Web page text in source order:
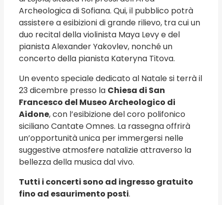
Archeologica di Sofiana. Qui, il pubblico potrà
assistere a esibizioni di grande rilievo, tra cui un
duo recital della violinista Maya Levy e del
pianista Alexander Yakovlev, nonché un
concerto della pianista Kateryna Titova.
Un evento speciale dedicato al Natale si terrà il
23 dicembre presso la Chiesa di San
Francesco del Museo Archeologico di
Aidone, con l’esibizione del coro polifonico
siciliano Cantate Omnes. La rassegna offrirà
un’opportunità unica per immergersi nelle
suggestive atmosfere natalizie attraverso la
bellezza della musica dal vivo.
Tutti i concerti sono ad ingresso gratuito
fino ad esaurimento posti.